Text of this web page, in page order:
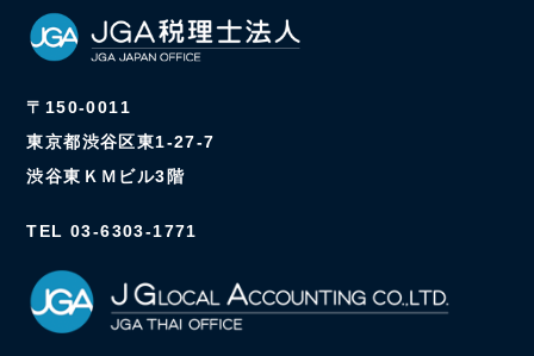
〒150-0011
東京都渋谷区東1-27-7
渋谷東ＫＭビル3階
TEL 03-6303-1771